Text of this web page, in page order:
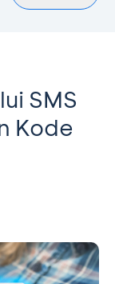
SMS
Kode